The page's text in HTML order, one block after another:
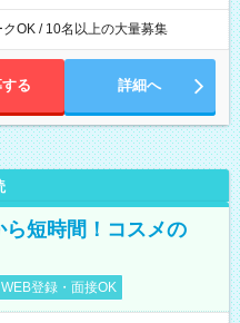
OK / 10名以上の大量募集
る 詳細へ
ら短時間！コスメの
WEB登録・面接OK